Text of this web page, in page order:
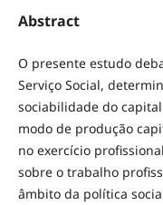
Abstract
O presente estudo
Serviço Social,
sociabilidade do
modo de produção
no exercício
sobre o trabalho
âmbito da política